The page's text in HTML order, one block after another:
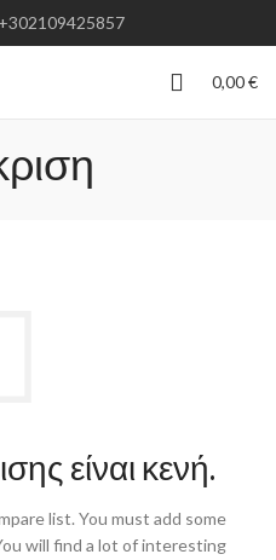
+302109425857
0,00€
είναι κενή.
list. You must add some
will find a lot of interesting